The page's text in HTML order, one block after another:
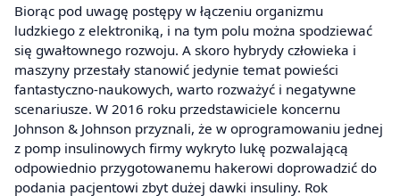
Biorąc pod uwagę postępy w łączeniu organizmu
ludzkiego z elektroniką, i na tym polu można spodziewać
się gwałtownego rozwoju. A skoro hybrydy człowieka i
maszyny przestały stanowić jedynie temat powieści
fantastyczno-naukowych, warto rozważyć i negatywne
scenariusze. W 2016 roku przedstawiciele koncernu
Johnson & Johnson przyznali, że w oprogramowaniu jednej
z pomp insulinowych firmy wykryto lukę pozwalającą
odpowiednio przygotowanemu hakerowi doprowadzić do
podania pacjentowi zbyt dużej dawki insuliny. Rok